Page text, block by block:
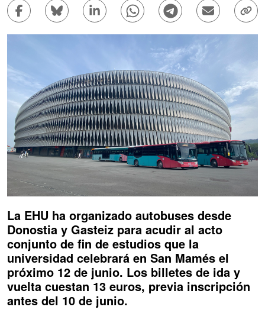
Compartir en Facebook - (Abre una nueva ventana)
Compartir en Bluesky - (Abre una nueva
Compartir en Linkedin - (Abre una
Compartir en Whatsapp -
Compartir enEnviar por
La EHU ha organizado autobuses desde
Donostia y Gasteiz para acudir al acto
conjunto de fin de estudios que la
universidad celebrará en San Mamés el
próximo 12 de junio. Los billetes de ida y
vuelta cuestan 13 euros, previa inscripción
antes del 10 de junio.